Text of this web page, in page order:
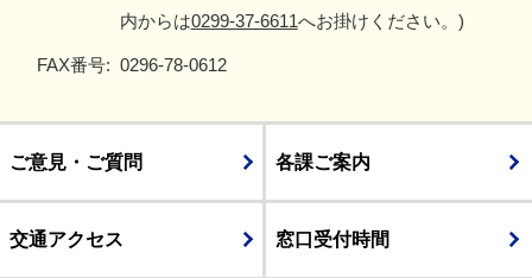
内からは0299-37-6611へお掛けください。)
FAX番号: 0296-78-0612
ご意見・ご質問 各課ご案内
交通アクセス 窓口受付時間